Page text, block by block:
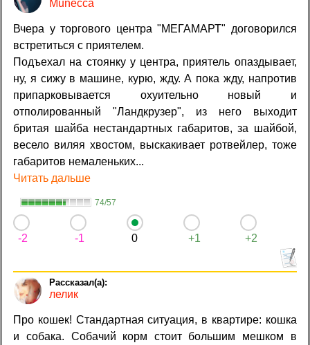
Munecca
Вчера у торгового центра "МЕГАМАРТ" договорился
встретиться с приятелем.
Подъехал на стоянку у центра, приятель опаздывает,
ну, я сижу в машине, курю, жду. А пока жду, напротив
припарковывается охуительно новый и
отполированный "Ландкрузер", из него выходит
бритая шайба нестандартных габаритов, за шайбой,
весело виляя хвостом, выскакивает ротвейлер, тоже
габаритов немаленьких...
Читать дальше
74/57
-2 -1 0 +1 +2
лелик
Про кошек! Стандартная ситуация, в квартире: кошка
и собака. Собачий корм стоит большим мешком в